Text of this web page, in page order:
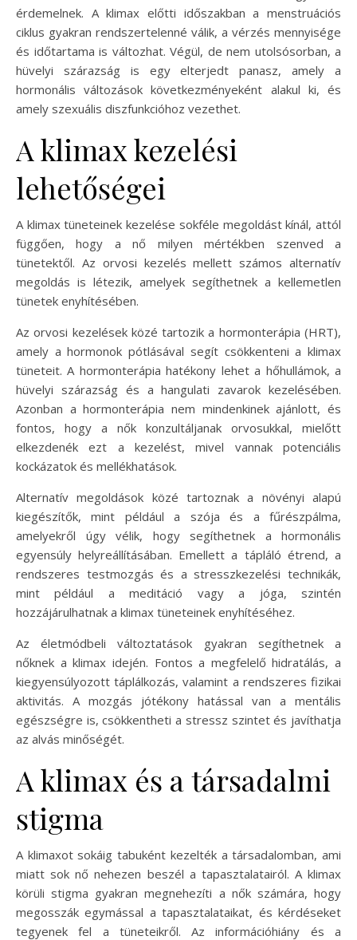
érdemelnek. A klimax előtti időszakban a menstruációs
ciklus gyakran rendszertelenné válik, a vérzés mennyisége
és időtartama is változhat. Végül, de nem utolsósorban, a
hüvelyi szárazság is egy elterjedt panasz, amely a
hormonális változások következményeként alakul ki, és
amely szexuális diszfunkcióhoz vezethet.
A klimax kezelési
lehetőségei
A klimax tüneteinek kezelése sokféle megoldást kínál, attól
függően, hogy a nő milyen mértékben szenved a
tünetektől. Az orvosi kezelés mellett számos alternatív
megoldás is létezik, amelyek segíthetnek a kellemetlen
tünetek enyhítésében.
Az orvosi kezelések közé tartozik a hormonterápia (HRT),
amely a hormonok pótlásával segít csökkenteni a klimax
tüneteit. A hormonterápia hatékony lehet a hőhullámok, a
hüvelyi szárazság és a hangulati zavarok kezelésében.
Azonban a hormonterápia nem mindenkinek ajánlott, és
fontos, hogy a nők konzultáljanak orvosukkal, mielőtt
elkezdenék ezt a kezelést, mivel vannak potenciális
kockázatok és mellékhatások.
Alternatív megoldások közé tartoznak a növényi alapú
kiegészítők, mint például a szója és a fűrészpálma,
amelyekről úgy vélik, hogy segíthetnek a hormonális
egyensúly helyreállításában. Emellett a tápláló étrend, a
rendszeres testmozgás és a stresszkezelési technikák,
mint például a meditáció vagy a jóga, szintén
hozzájárulhatnak a klimax tüneteinek enyhítéséhez.
Az életmódbeli változtatások gyakran segíthetnek a
nőknek a klimax idején. Fontos a megfelelő hidratálás, a
kiegyensúlyozott táplálkozás, valamint a rendszeres fizikai
aktivitás. A mozgás jótékony hatással van a mentális
egészségre is, csökkentheti a stressz szintet és javíthatja
az alvás minőségét.
A klimax és a társadalmi
stigma
A klimaxot sokáig tabuként kezelték a társadalomban, ami
miatt sok nő nehezen beszél a tapasztalatairól. A klimax
körüli stigma gyakran megnehezíti a nők számára, hogy
megosszák egymással a tapasztalataikat, és kérdéseket
tegyenek fel a tüneteikről. Az információhiány és a